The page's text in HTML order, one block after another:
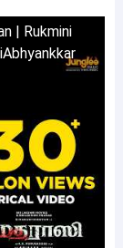
| Rukmini